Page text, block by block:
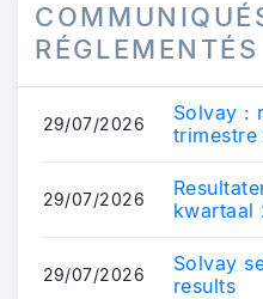
RÉGLEMENTÉS
29/07/2026
Solvay :
trimestre
29/07/2026
kwartaal
29/07/2026
Solvay
results